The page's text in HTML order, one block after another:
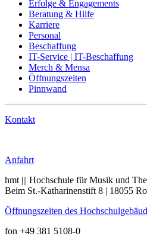
Erfolge & Engagements
Beratung & Hilfe
Karriere
Personal
Beschaffung
IT-Service | IT-Beschaffung
Merch & Mensa
Öffnungszeiten
Pinnwand
Kontakt
Anfahrt
hmt ||| Hochschule für Musik und
Beim St.-Katharinenstift 8 | 18055
Öffnungszeiten des
fon +49 381 5108-0